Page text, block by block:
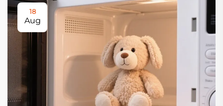
18
Aug